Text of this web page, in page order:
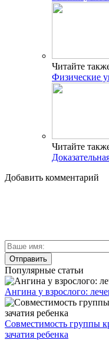
Читайте
Физические
Читайте
Добавить комментарий
Популярные статьи
Ангина у взрослого:
Совместимость группы
зачатия ребенка